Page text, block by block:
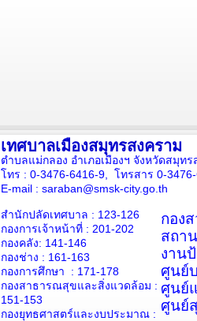
เทศบาลเมืองสมุทรสงคราม
ตำบลแม่กลอง อำเภอเมืองฯ จังหวัดสมุท
โทร : 0-3476-6416-9, โทรสาร 0-
E-mail : saraban@smsk-city.go.th
สำนักปลัดเทศบาล : 123-126
กองการเจ้าหน้าที่ : 201-202
กองคลัง: 141-146
กองช่าง : 161-163
กองการศึกษา : 171-178
กองสาธารณสุขและสิ่งแวดล้อม :
151-153
กองยุทธศาสตร์และงบประมาณ :
กอง
สถา
งาน
ศูนย์
ศูนย์
ศูนย์